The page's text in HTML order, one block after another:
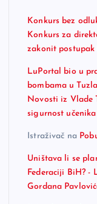
Konkurs bez
Konkurs za
zakonit postupak
LuPortal bio u
bombama u
Novosti iz Vlade
sigurnost
Istraživač na
Uništava li se
Federaciji BiH? -
Gordana